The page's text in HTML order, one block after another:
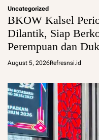
Uncategorized
BKOW Kalsel
Dilantik, Siap
Perempuan dan
August 5, 2026Refresnsi.id